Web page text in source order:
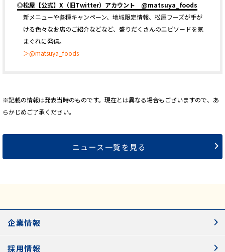
◎松屋【公式】X（旧Twitter）アカウント @matsuya_foods
新メニューや各種キャンペーン、地域限定情報、松屋フーズが手が
ける色々なお店のご紹介などなど、盛りだくさんのエピソードを気
まぐれに発信。
＞@matsuya_foods
※記載の情報は発表当時のものです。現在とは異なる場合もございますので、あ
らかじめご了承ください。
ニュース一覧を見る
企業情報
採用情報